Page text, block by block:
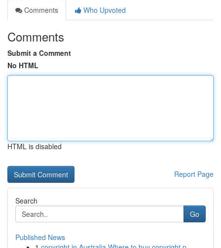
Comments
Who Upvoted
Comments
Submit a Comment
No HTML
HTML is disabled
Report Page
Search
Go
Published News